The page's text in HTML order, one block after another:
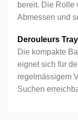
bereit. Die Rolle
Abmessen und
Derouleurs
Die kompakte
eignet sich für
regelmässigem
Suchen